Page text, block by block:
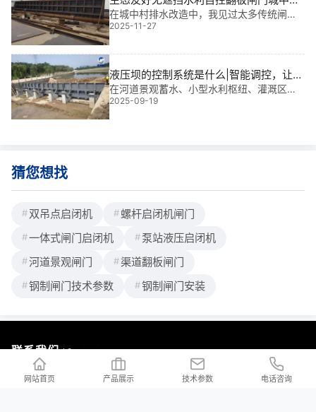
平衡
排水改造|让城市“呼吸”更顺畅
在城中村排水改造中，我见过太多传统闸门
“堵”住了水流，也堵住了居民的出行与生态。
而**能实现生态友好无遮挡水利自控翻板闸
门城中村排水改造的，是那种无需电力、随
水位自动启闭、不阻断水流又不影响景观的
智能
2025-11-27
液压坝的控制系统是什么|智能调控，让水
随心动
在河道景观蓄水、小型水利枢纽、灌溉区挡
水与城市河道治理中，液压坝正成为现代水
利工程的“智慧之眼”。它不仅实现快速启闭、
2025-09-19
猜您想找
双吊点启闭机
螺杆启闭机闸门
一体式闸门启闭机
泵站液压启闭机
河道景观闸门
渠道翻板闸门
钢制闸门技术参数
钢制闸门安装
联系我们/ Contact us
公司地址：河北省邢台市新河县白神首乡夏神首村
网站首页 产品展示 技术参数 电话咨询